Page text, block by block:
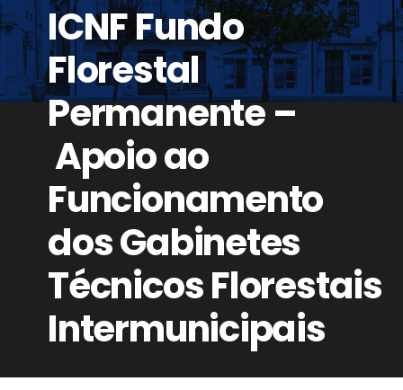
ICNF Fundo
Florestal
Permanente –
Apoio ao
Funcionamento
dos Gabinetes
Técnicos Florestais
Intermunicipais